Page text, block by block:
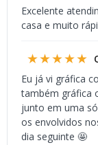
Excelente
casa e muito
★★★★★
Eu já vi gráfica
também gráfica
junto em uma
os envolvidos
dia seguinte 🤩